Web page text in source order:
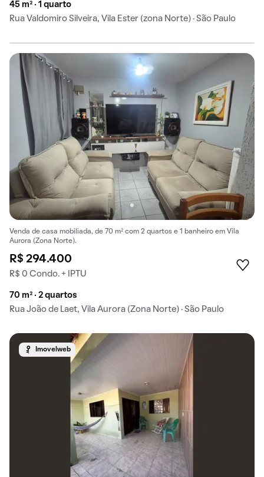
45 m² · 1 quarto
Rua Valdomiro Silveira, Vila Ester (zona Norte) · São Paulo
Venda de casa mobiliada, de 70 m² com 2 quartos e 1 banheiro em Vila
Aurora (Zona Norte).
R$ 294.400
R$ 0 Condo. + IPTU
70 m² · 2 quartos
Rua João de Laet, Vila Aurora (Zona Norte) · São Paulo
Imovelweb